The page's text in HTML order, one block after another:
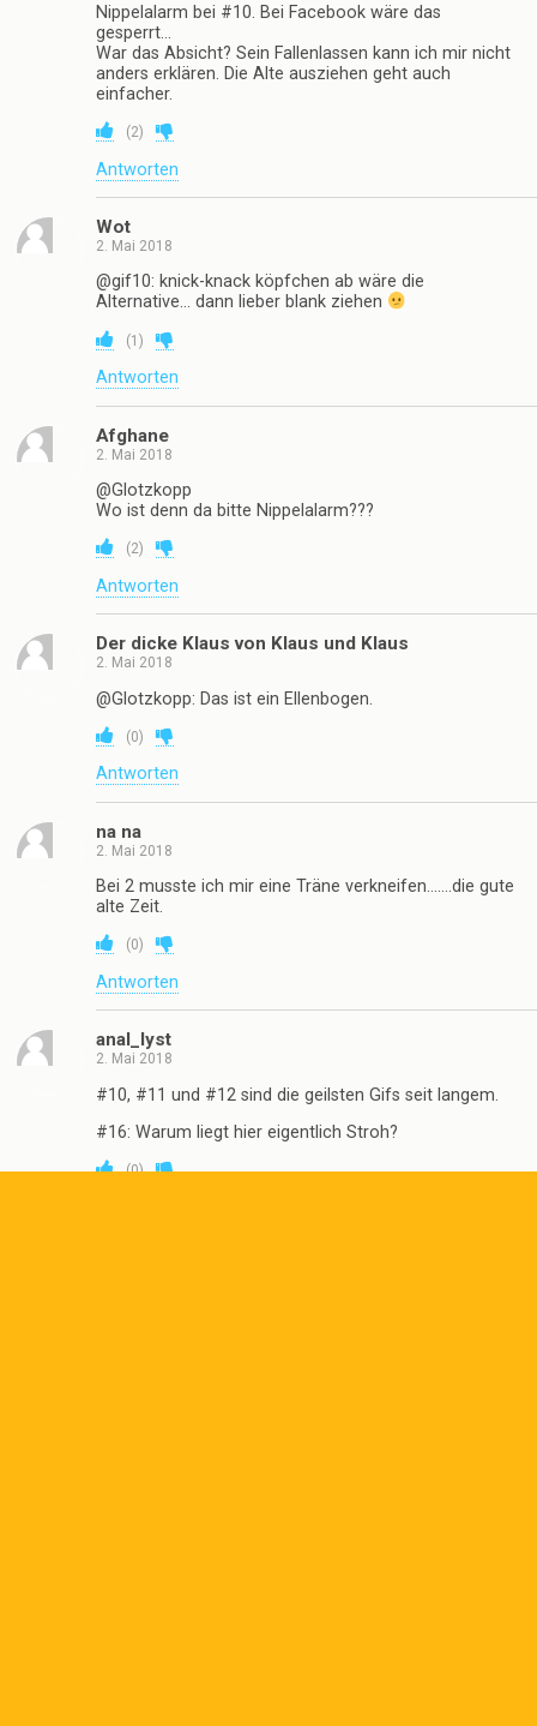
Nippelalarm bei #10. Bei Facebook wäre das
gesperrt…
War das Absicht? Sein Fallenlassen kann ich mir nicht
anders erklären. Die Alte ausziehen geht auch
einfacher.
(2)
Antworten
Wot
2. Mai 2018
@gif10: knick-knack köpfchen ab wäre die
Alternative… dann lieber blank ziehen
(1 )
Antworten
Afghane
2. Mai 2018
@Glotzkopp
Wo ist denn da bitte Nippelalarm???
(2)
Antworten
Der dicke Klaus von Klaus und Klaus
2. Mai 2018
@Glotzkopp: Das ist ein Ellenbogen.
(0)
Antworten
na na
2. Mai 2018
Bei 2 musste ich mir eine Träne verkneifen…….die gute
alte Zeit.
(0)
Antworten
anal_lyst
2. Mai 2018
#10, #11 und #12 sind die geilsten Gifs seit langem.
#16: Warum liegt hier eigentlich Stroh?
(0)